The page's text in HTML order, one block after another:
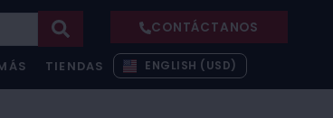
CONTÁCTANOS
TIENDAS ENGLISH (USD)